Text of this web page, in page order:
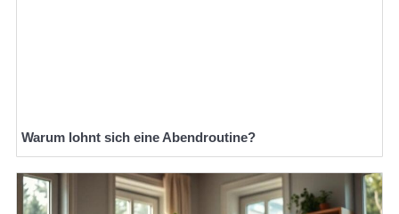
Warum lohnt sich eine Abendroutine?